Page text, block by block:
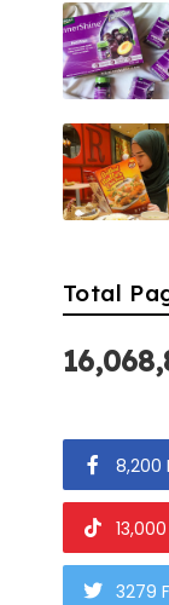
Total
8,200
3279